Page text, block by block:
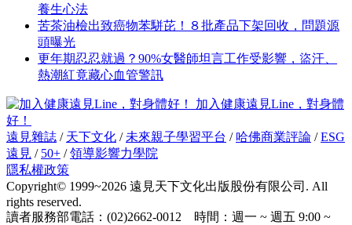
養生心法
苦茶油檢出致癌物苯駢芘！８批產品下架回收，問題源
頭曝光
更年期忍忍就過？90%女醫師坦言工作受影響，盜汗、
熱潮紅竟藏心血管警訊
加入健康遠見Line，對身體
好！
遠見雜誌 / 天下文化 / 未來親子學習平台 / 哈佛商業評論 /ESG
遠見 / 50+ /領導影響力學院
隱私權政策
Copyright© 1999~2026 遠見天下文化出版股份有限公司. All
rights reserved.
讀者服務部電話：(02)2662-0012 時間：週一 ~ 週五 9:00 ~